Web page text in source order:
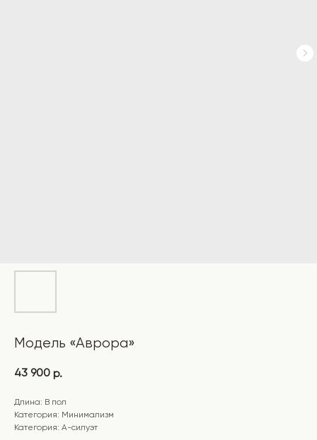
Модель «Аврора»
43 900 р.
Длина: В пол
Категория: Минимализм
Категория: А-силуэт